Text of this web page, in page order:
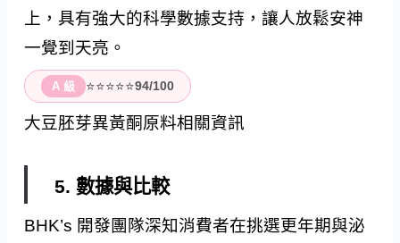
上，具有強大的科學數據支持，讓人放鬆安神
一覺到天亮。
A 級 ⭐⭐⭐⭐⭐94/100
大豆胚芽異黃酮原料相關資訊
5. 數據與比較
BHK’s 開發團隊深知消費者在挑選更年期與泌